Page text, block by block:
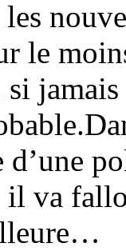
le
si
d’une
va